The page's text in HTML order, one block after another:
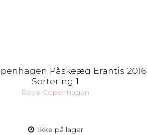
Påskeæg Erantis 2016.
Sortering 1
Royal Copenhagen
Ikke på lager